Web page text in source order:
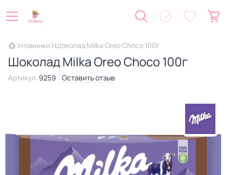
Новинки Шоколад Milka Oreo Choco 100г
Шоколад Milka Oreo Choco 100г
Артикул: 9259 Оставить отзыв